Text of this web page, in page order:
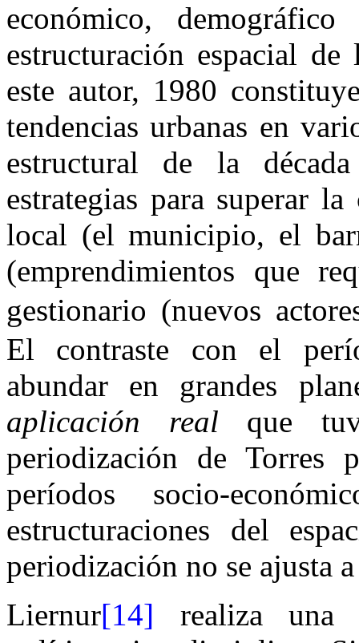
económico,
estructuración espacial
este autor, 1980
tendencias urbanas en
estructural de la
estrategias para superar
local (el municipio, el
(emprendimientos que
gestionario (nuevos
El contraste con el
abundar en grandes
aplicación real que
periodización de Torres
períodos socio-
estructuraciones del
periodización no se ajusta
Liernur[14] realiza una